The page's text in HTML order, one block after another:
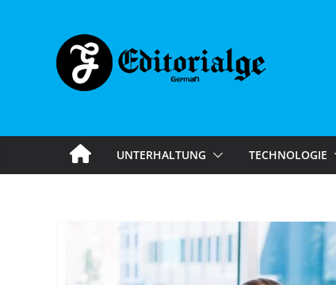
UNTERHALTUNG TECHNOLOGIE